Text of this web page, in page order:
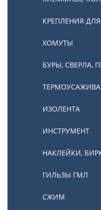
КРЕПЛЕНИЯ
ХОМУТЫ
БУРЫ, СВЕРЛА,
ИЗОЛЕНТА
ИНСТРУМЕНТ
НАКЛЕЙКИ,
ГИЛЬЗЫ ГМЛ
СЖИМ